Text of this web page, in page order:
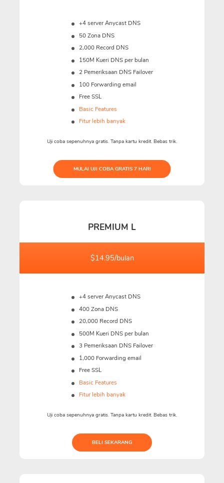
+4 server Anycast DNS
50 Zona DNS
2,000 Record DNS
150M Kueri DNS per bulan
2 Pemeriksaan DNS Failover
100 Forwarding email
Free SSL
Basic Features
Fitur lebih banyak
Uji coba sepenuhnya gratis. Tanpa kartu kredit. Bebas trik.
MULAI UJI COBA GRATIS 7 HARI
PREMIUM L
$14.95/bulan
+4 server Anycast DNS
400 Zona DNS
20,000 Record DNS
500M Kueri DNS per bulan
3 Pemeriksaan DNS Failover
1,000 Forwarding email
Free SSL
Basic Features
Fitur lebih banyak
Uji coba sepenuhnya gratis. Tanpa kartu kredit. Bebas trik.
BELI SEKARANG